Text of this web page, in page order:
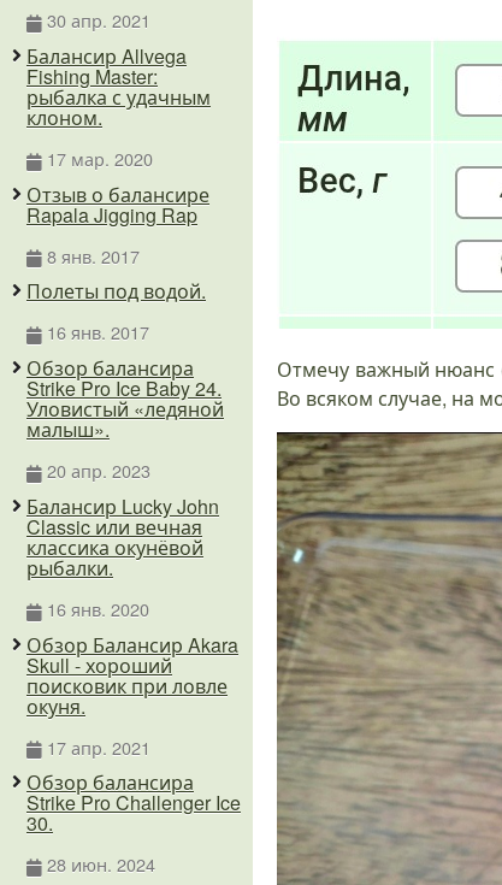
Отмечу важный нюанс
Во всяком случае, на
30 апр. 2021
Балансир Allvega
Fishing Master:
рыбалка с удачным
клоном.
17 мар. 2020
Отзыв о балансире
Rapala Jigging Rap
8 янв. 2017
Полеты под водой.
16 янв. 2017
Обзор балансира
Strike Pro Ice Baby 24.
Уловистый «ледяной
малыш».
20 апр. 2023
Балансир Lucky John
Classic или вечная
классика окунёвой
рыбалки.
16 янв. 2020
Обзор Балансир Akara
Skull - хороший
поисковик при ловле
окуня.
17 апр. 2021
Обзор балансира
Strike Pro Challenger Ice
30.
28 июн. 2024